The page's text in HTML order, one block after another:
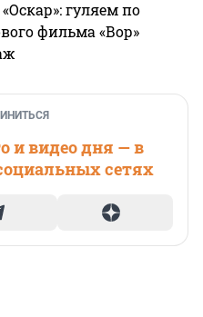
гуляем по
фильма «Вор»
и видео дня — в
сетях